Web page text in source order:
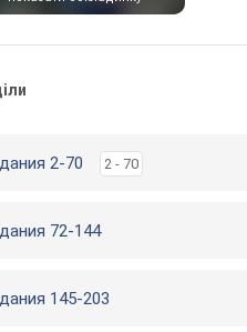
2-70 2 - 70
72-144
145-203